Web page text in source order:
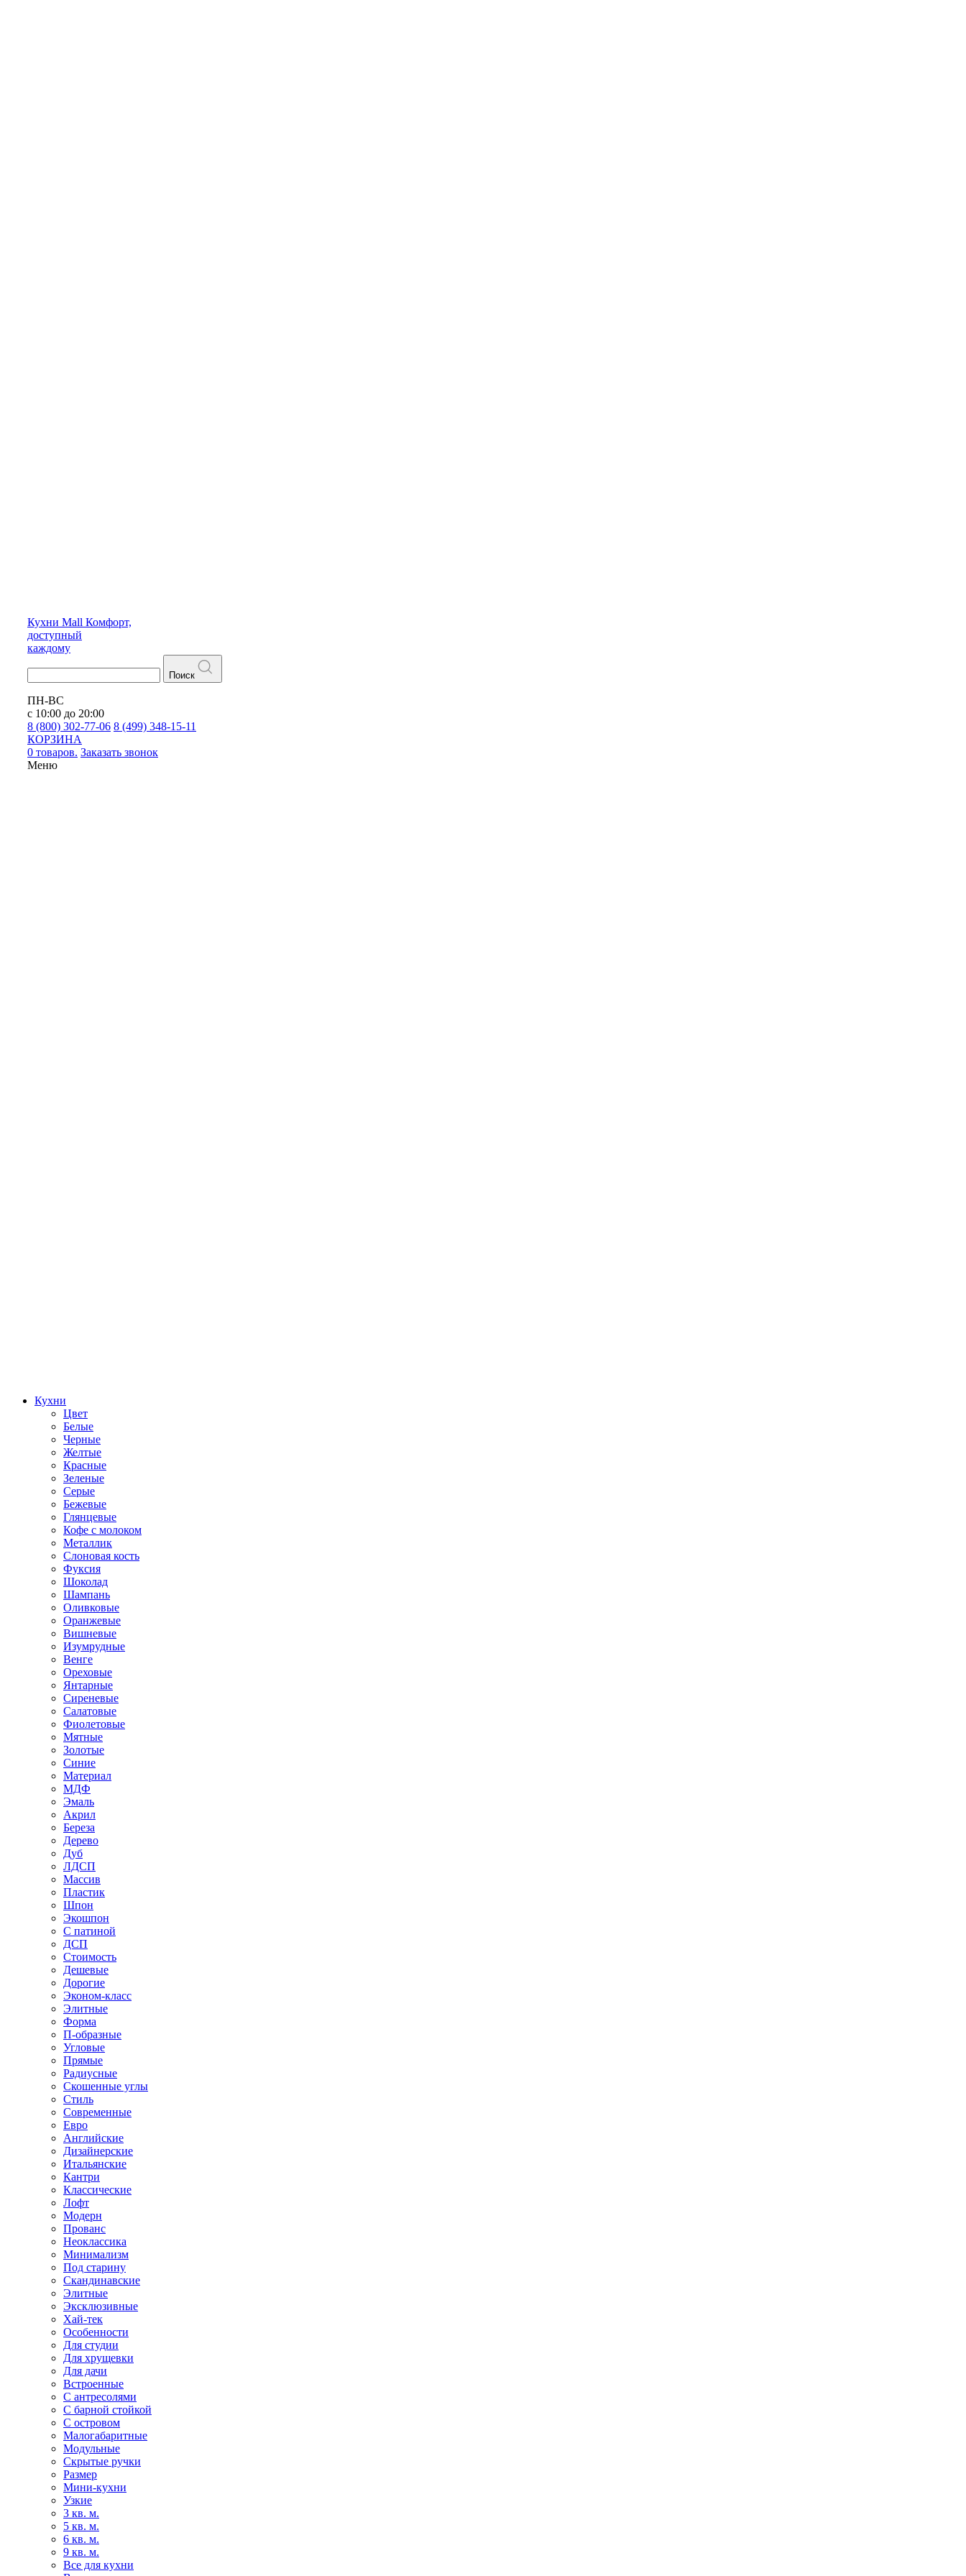
Кухни Mall Комфорт,
доступный
каждому
Поиск
ПН-ВС
с 10:00 до 20:00
8 (800) 302-77-06 8 (499) 348-15-11
КОРЗИНА
0 товаров. Заказать звонок
Меню
Кухни
Цвет
Белые
Черные
Желтые
Красные
Зеленые
Серые
Бежевые
Глянцевые
Кофе с молоком
Металлик
Слоновая кость
Фуксия
Шоколад
Шампань
Оливковые
Оранжевые
Вишневые
Изумрудные
Венге
Ореховые
Янтарные
Сиреневые
Салатовые
Фиолетовые
Мятные
Золотые
Синие
Материал
МДФ
Эмаль
Акрил
Береза
Дерево
Дуб
ЛДСП
Массив
Пластик
Шпон
Экошпон
С патиной
ДСП
Стоимость
Дешевые
Дорогие
Эконом-класс
Элитные
Форма
П-образные
Угловые
Прямые
Радиусные
Скошенные углы
Стиль
Современные
Евро
Английские
Дизайнерские
Итальянские
Кантри
Классические
Лофт
Модерн
Прованс
Неоклассика
Минимализм
Под старину
Скандинавские
Элитные
Эксклюзивные
Хай-тек
Особенности
Для студии
Для хрущевки
Для дачи
Встроенные
С антресолями
С барной стойкой
С островом
Малогабаритные
Модульные
Скрытые ручки
Размер
Мини-кухни
Узкие
3 кв. м.
5 кв. м.
6 кв. м.
9 кв. м.
Все для кухни